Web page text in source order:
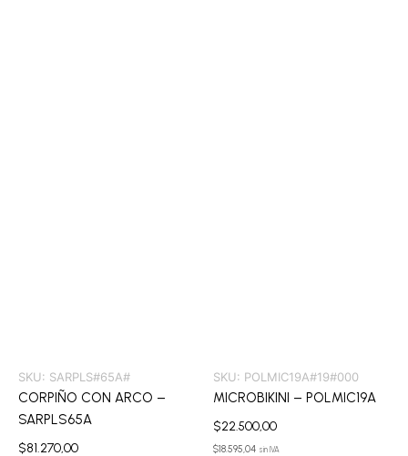
SKU: SARPLS#65A#
CORPIÑO CON ARCO –
SARPLS65A
$81.270,00
SKU: POLMIC19A#19#000
MICROBIKINI – POLMIC19A
$22.500,00
$18.595,04 sin IVA